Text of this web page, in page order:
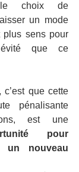
choix de
un mode
sens pour
que ce
que cette
pénalisante
pour
un nouveau